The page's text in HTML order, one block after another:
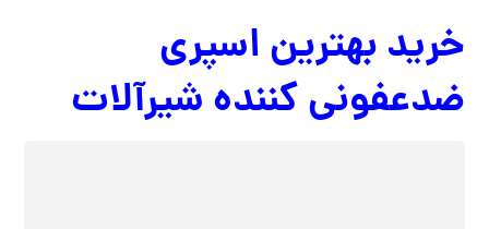
خرید بهترین اسپری
ضدعفونی کننده شیرآلات